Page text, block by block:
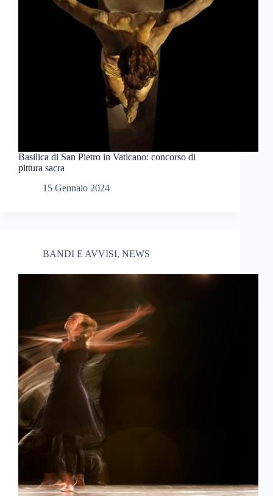
Basilica di San Pietro in Vaticano: concorso di
pittura sacra
15 Gennaio 2024
BANDI E AVVISI, NEWS